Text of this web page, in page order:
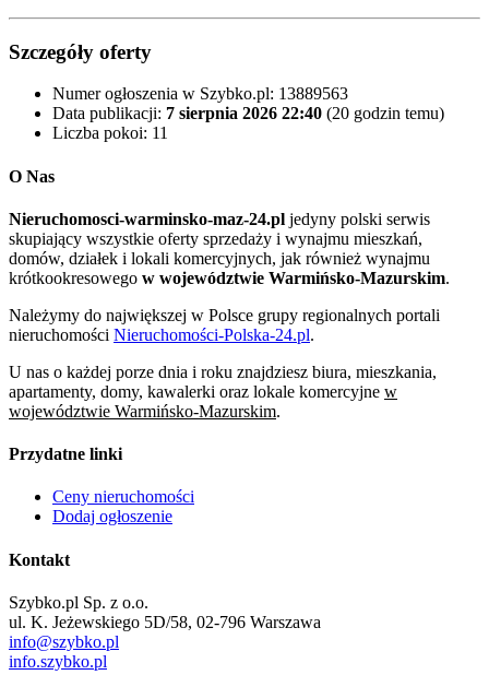
Szczegóły oferty
Numer ogłoszenia w Szybko.pl: 13889563
Data publikacji: 7 sierpnia 2026 22:40 (20 godzin temu)
Liczba pokoi: 11
O Nas
Nieruchomosci-warminsko-maz-24.pl jedyny polski serwis
skupiający wszystkie oferty sprzedaży i wynajmu mieszkań,
domów, działek i lokali komercyjnych, jak również wynajmu
krótkookresowego w województwie Warmińsko-Mazurskim.
Należymy do największej w Polsce grupy regionalnych portali
nieruchomości Nieruchomości-Polska-24.pl.
U nas o każdej porze dnia i roku znajdziesz biura, mieszkania,
apartamenty, domy, kawalerki oraz lokale komercyjne w
województwie Warmińsko-Mazurskim.
Przydatne linki
Ceny nieruchomości
Dodaj ogłoszenie
Kontakt
Szybko.pl Sp. z o.o.
ul. K. Jeżewskiego 5D/58, 02-796 Warszawa
info@szybko.pl
info.szybko.pl